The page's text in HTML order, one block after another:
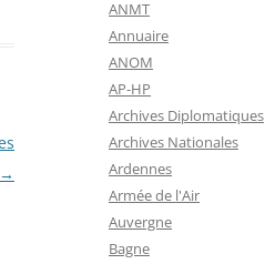
(44) : PHILIPPE RENÉ MARIE
DE SAINTE-MARIE-SUR-
(44) : COLONEL BABONNEAU
LOUIS PIERRE (1904-1965)
DE SAINTE-MARIE-SUR-
(44) : JEAN AUBINEAU (1910-
ANCIEN DÉPORTÉ DE
→
ANMT
Annuaire
ANOM
AP-HP
Archives Diplomatiques
Archives Nationales
Ardennes
Armée de l'Air
Auvergne
Bagne